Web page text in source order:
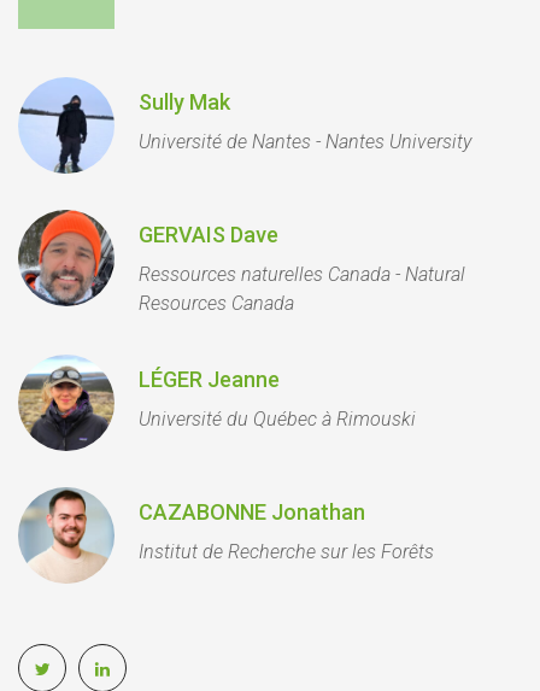
Sully Mak
Université de Nantes - Nantes University
GERVAIS Dave
Ressources naturelles Canada - Natural
Resources Canada
LÉGER Jeanne
Université du Québec à Rimouski
CAZABONNE Jonathan
Institut de Recherche sur les Forêts